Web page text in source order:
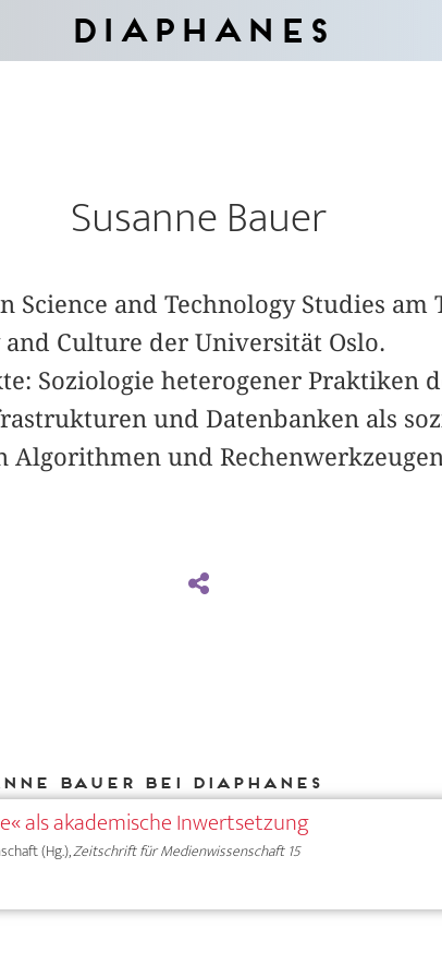
Diaphanes
Susanne Bauer
Science and Technology Studies am
Culture der Universität Oslo.
Soziologie heterogener Praktiken
und Datenbanken als
Algorithmen und
Bauer bei DIAPHANES
als akademische Inwertsetzung
(Hg.),Zeitschrift für Medienwissenschaft 15